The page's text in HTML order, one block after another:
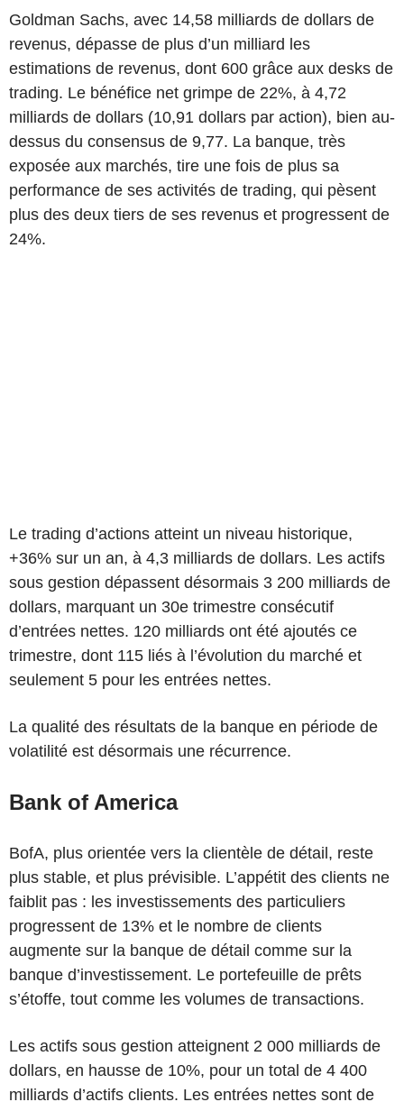
Goldman Sachs, avec 14,58 milliards de dollars de
revenus, dépasse de plus d’un milliard les
estimations de revenus, dont 600 grâce aux desks de
trading. Le bénéfice net grimpe de 22%, à 4,72
milliards de dollars (10,91 dollars par action), bien au-
dessus du consensus de 9,77. La banque, très
exposée aux marchés, tire une fois de plus sa
performance de ses activités de trading, qui pèsent
plus des deux tiers de ses revenus et progressent de
24%.
Le trading d’actions atteint un niveau historique,
+36% sur un an, à 4,3 milliards de dollars. Les actifs
sous gestion dépassent désormais 3 200 milliards de
dollars, marquant un 30e trimestre consécutif
d’entrées nettes. 120 milliards ont été ajoutés ce
trimestre, dont 115 liés à l’évolution du marché et
seulement 5 pour les entrées nettes.
La qualité des résultats de la banque en période de
volatilité est désormais une récurrence.
Bank of America
BofA, plus orientée vers la clientèle de détail, reste
plus stable, et plus prévisible. L’appétit des clients ne
faiblit pas : les investissements des particuliers
progressent de 13% et le nombre de clients
augmente sur la banque de détail comme sur la
banque d’investissement. Le portefeuille de prêts
s’étoffe, tout comme les volumes de transactions.
Les actifs sous gestion atteignent 2 000 milliards de
dollars, en hausse de 10%, pour un total de 4 400
milliards d’actifs clients. Les entrées nettes sont de